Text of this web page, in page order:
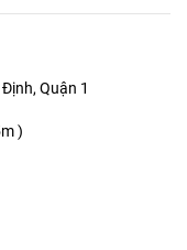
Quận 1
)